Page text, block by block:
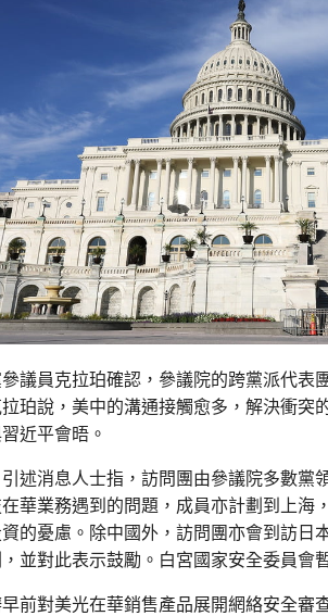
議員克拉珀確認，參議院的跨黨派代表
珀說，美中的溝通接觸愈多，解決衝突
近平會晤。
引述消息人士指，訪問團由參議院多數
華業務遇到的問題，成員亦計劃到上海
的憂慮。除中國外，訪問團亦會到訪日
並對此表示鼓勵。白宮國家安全委員會
前對美光在華銷售產品展開網絡安全審